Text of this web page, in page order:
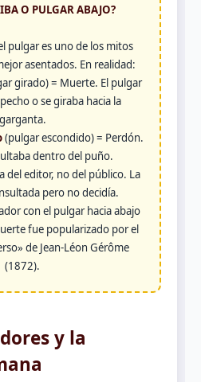
O PULGAR ABAJO?
pulgar es uno de los mitos
asentados. En realidad:
girado) = Muerte. El pulgar
o se giraba hacia la
garganta.
(pulgar escondido) = Perdón.
dentro del puño.
del editor, no del público. La
pero no decidía.
con el pulgar hacia abajo
fue popularizado por el
de Jean-Léon Gérôme
(1872).
y la